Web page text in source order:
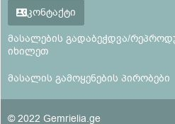
კონტაქტი
მასალების გადაბეჭდვა/
იხილეთ
მასალის გამოყენების პირობები
© 2022 Gemrielia.ge